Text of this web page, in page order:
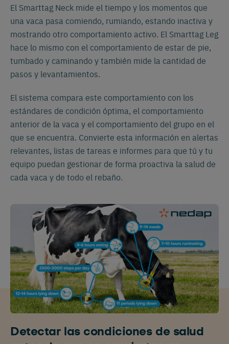
El Smarttag Neck mide el tiempo y los momentos que
una vaca pasa comiendo, rumiando, estando inactiva y
mostrando otro comportamiento activo. El Smarttag Leg
hace lo mismo con el comportamiento de estar de pie,
tumbado y caminando y también mide la cantidad de
pasos y levantamientos.
El sistema compara este comportamiento con los
estándares de condición óptima, el comportamiento
anterior de la vaca y el comportamiento del grupo en el
que se encuentra. Convierte esta información en alertas
relevantes, listas de tareas e informes para que tú y tu
equipo puedan gestionar de forma proactiva la salud de
cada vaca y de todo el rebaño.
Detectar las condiciones de salud